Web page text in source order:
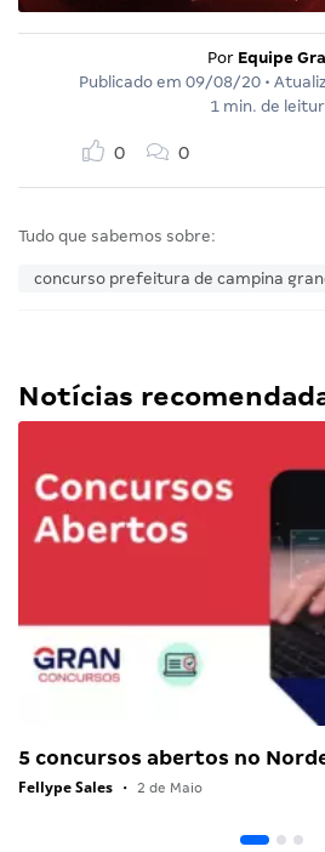
Por Equipe
Publicado em 09/08/20 •
1 min. de
0 0
Tudo que sabemos sobre:
concurso prefeitura de campina
Notícias
5 concursos abertos no
Fellype Sales • 2 de Maio